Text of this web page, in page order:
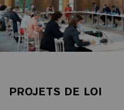
PROJETS DE LOI